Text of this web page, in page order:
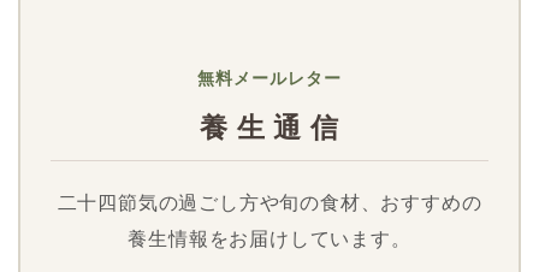
無料メールレター
養 生 通 信
二十四節気の過ごし方や旬の食材、おすすめの
養生情報をお届けしています。